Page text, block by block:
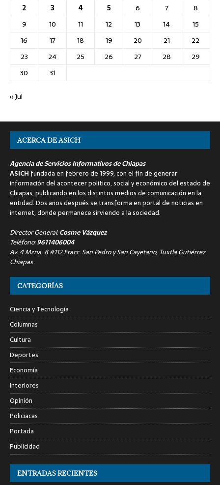
2
3 4 5 6 7
8
9
10 11 12 13 14
15
16
17 18 19 20 21
22
23
24 25 26 27 28
29
30
31
« Jul
ACERCA DE ASICH
Agencia de Servicios Informativos de Chiapas
ASICH fundada en febrero de 1999, con el fin de generar
información del acontecer político, social y económico del estado de
Chiapas, publicando en los distintos medios de comunicación en la
entidad. Dos años después se transforma en portal de noticias en
internet, donde permanece sirviendo a la sociedad.
Director General:Cosme Vázquez
Teléfono:9611406004
Av. 4 Mzna. 8 #112 Fracc. San Pedro y San Cayetano, Tuxtla Gutiérrez
Chiapas
CATEGORÍAS
Ciencia y Tecnología
Columnas
Cultura
Deportes
Economía
Interiores
Opinión
Policiacas
Portada
Publicidad
ENTRADAS RECIENTES